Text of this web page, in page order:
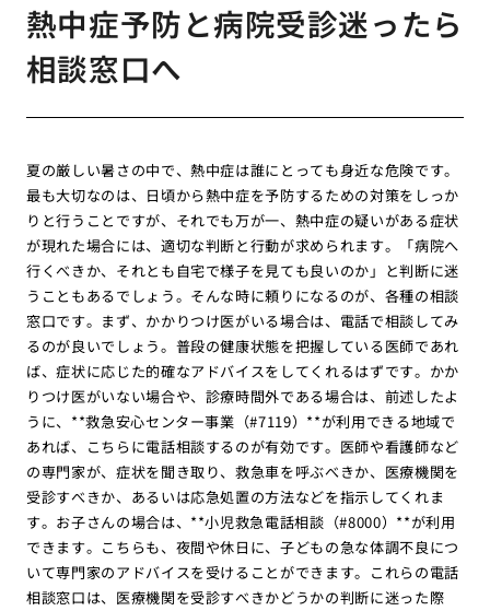
熱中症予防と病院受診迷ったら
相談窓口へ
夏の厳しい暑さの中で、熱中症は誰にとっても身近な危険です。
最も大切なのは、日頃から熱中症を予防するための対策をしっか
りと行うことですが、それでも万が一、熱中症の疑いがある症状
が現れた場合には、適切な判断と行動が求められます。「病院へ
行くべきか、それとも自宅で様子を見ても良いのか」と判断に迷
うこともあるでしょう。そんな時に頼りになるのが、各種の相談
窓口です。まず、かかりつけ医がいる場合は、電話で相談してみ
るのが良いでしょう。普段の健康状態を把握している医師であれ
ば、症状に応じた的確なアドバイスをしてくれるはずです。かか
りつけ医がいない場合や、診療時間外である場合は、前述したよ
うに、**救急安心センター事業（#7119）**が利用できる地域で
あれば、こちらに電話相談するのが有効です。医師や看護師など
の専門家が、症状を聞き取り、救急車を呼ぶべきか、医療機関を
受診すべきか、あるいは応急処置の方法などを指示してくれま
す。お子さんの場合は、**小児救急電話相談（#8000）**が利用
できます。こちらも、夜間や休日に、子どもの急な体調不良につ
いて専門家のアドバイスを受けることができます。これらの電話
相談窓口は、医療機関を受診すべきかどうかの判断に迷った際